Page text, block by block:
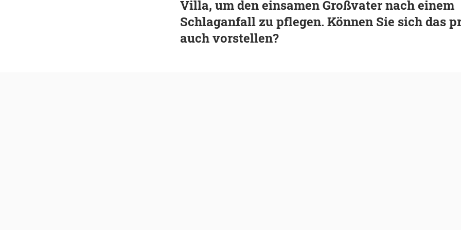
Villa, um den einsamen Großvater nach einem
Schlaganfall zu pflegen. Können Sie sich das
auch vorstellen?